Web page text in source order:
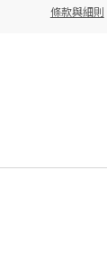
條款與細則